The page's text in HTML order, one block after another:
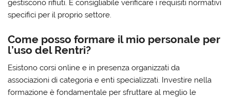
gestiscono rifiuti. È consigliabile verificare i requisiti normativi
specifici per il proprio settore.
Come posso formare il mio personale per
l’uso del Rentri?
Esistono corsi online e in presenza organizzati da
associazioni di categoria e enti specializzati. Investire nella
formazione è fondamentale per sfruttare al meglio le